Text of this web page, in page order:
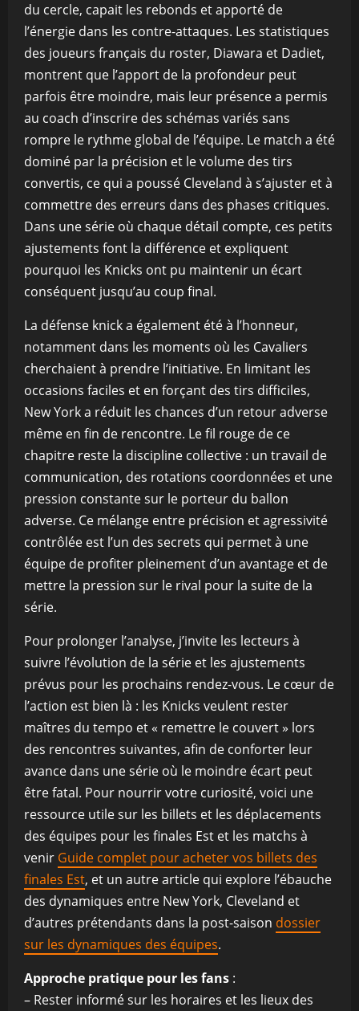
du cercle, capait les rebonds et apporté de
l’énergie dans les contre-attaques. Les statistiques
des joueurs français du roster, Diawara et Dadiet,
montrent que l’apport de la profondeur peut
parfois être moindre, mais leur présence a permis
au coach d’inscrire des schémas variés sans
rompre le rythme global de l’équipe. Le match a été
dominé par la précision et le volume des tirs
convertis, ce qui a poussé Cleveland à s’ajuster et à
commettre des erreurs dans des phases critiques.
Dans une série où chaque détail compte, ces petits
ajustements font la différence et expliquent
pourquoi les Knicks ont pu maintenir un écart
conséquent jusqu’au coup final.
La défense knick a également été à l’honneur,
notamment dans les moments où les Cavaliers
cherchaient à prendre l’initiative. En limitant les
occasions faciles et en forçant des tirs difficiles,
New York a réduit les chances d’un retour adverse
même en fin de rencontre. Le fil rouge de ce
chapitre reste la discipline collective : un travail de
communication, des rotations coordonnées et une
pression constante sur le porteur du ballon
adverse. Ce mélange entre précision et agressivité
contrôlée est l’un des secrets qui permet à une
équipe de profiter pleinement d’un avantage et de
mettre la pression sur le rival pour la suite de la
série.
Pour prolonger l’analyse, j’invite les lecteurs à
suivre l’évolution de la série et les ajustements
prévus pour les prochains rendez-vous. Le cœur de
l’action est bien là : les Knicks veulent rester
maîtres du tempo et « remettre le couvert » lors
des rencontres suivantes, afin de conforter leur
avance dans une série où le moindre écart peut
être fatal. Pour nourrir votre curiosité, voici une
ressource utile sur les billets et les déplacements
des équipes pour les finales Est et les matchs à
venir Guide complet pour acheter vos billets des
finales Est, et un autre article qui explore l’ébauche
des dynamiques entre New York, Cleveland et
d’autres prétendants dans la post-saison dossier
sur les dynamiques des équipes.
Approche pratique pour les fans :
– Rester informé sur les horaires et les lieux des